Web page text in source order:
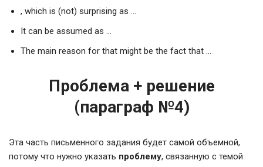
, which is (not) surprising as …
It can be assumed as …
The main reason for that might be the fact that …
Проблема + решение
(параграф №4)
Эта часть письменного задания будет самой объемной,
потому что нужно указать проблему, связанную с темой